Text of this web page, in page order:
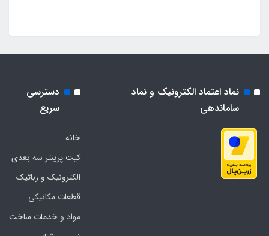
نماد اعتماد الکترونیک و نماد
ساماندهی
دسترسی
سریع
خانه
کیت پرینتر سه بعدی
الکترونیک و رباتیک
قطعات مکانیکی
مواد و خدمات ساخت